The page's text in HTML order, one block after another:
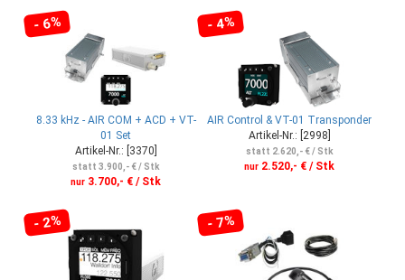
- 6%
8.33 kHz - AIR COM + ACD + VT-
01 Set
Artikel-Nr.: [3370]
statt 3.900,- € / Stk
nur 3.700,- € / Stk
- 4%
AIR Control & VT-01 Transponder
Artikel-Nr.: [2998]
statt 2.620,- € / Stk
nur 2.520,- € / Stk
- 2% - 7%